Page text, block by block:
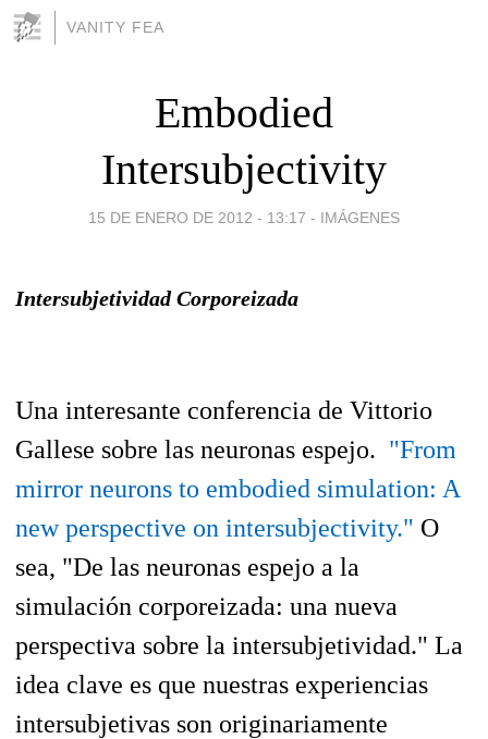
VANITY FEA
Embodied
Intersubjectivity
15 DE ENERO DE 2012 - 13:17 - IMÁGENES
Intersubjetividad Corporeizada
Una interesante conferencia de Vittorio
Gallese sobre las neuronas espejo. "From
mirror neurons to embodied simulation: A
new perspective on intersubjectivity." O
sea, "De las neuronas espejo a la
simulación corporeizada: una nueva
perspectiva sobre la intersubjetividad." La
idea clave es que nuestras experiencias
intersubjetivas son originariamente